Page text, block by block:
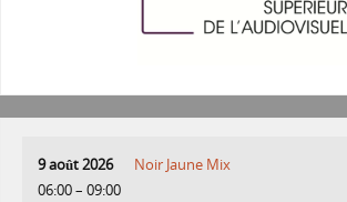
9 août 2026
06:00– 09:00
Noir Jaune Mix